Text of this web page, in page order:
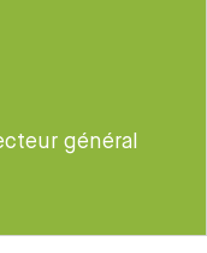
général